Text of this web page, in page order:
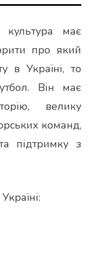
має
про який
в Україні, то
Він має
велику
команд,
підтримку з